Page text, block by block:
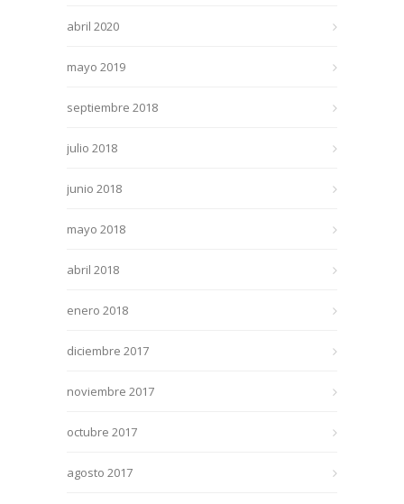
abril 2020
mayo 2019
septiembre 2018
julio 2018
junio 2018
mayo 2018
abril 2018
enero 2018
diciembre 2017
noviembre 2017
octubre 2017
agosto 2017